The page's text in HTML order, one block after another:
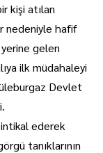
kişi atılan
nedeniyle hafif
gelen
ilk müdahaleyi
Devlet
ederek
tanıklarının